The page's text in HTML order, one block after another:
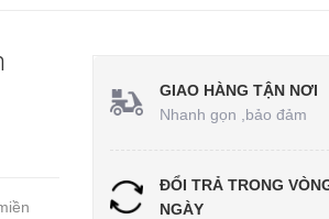
GIAO HÀNG TẬN NƠI
Nhanh gọn ,bảo đảm
ĐỔI TRẢ TRONG
NGÀY